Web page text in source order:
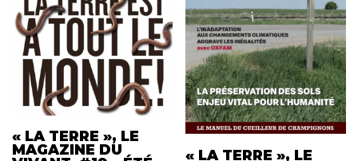
« LA TERRE », LE
MAGAZINE DU
« LA TERRE », LE